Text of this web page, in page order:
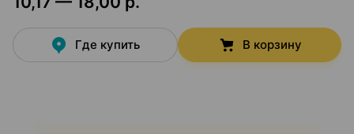
Где купить В корзину